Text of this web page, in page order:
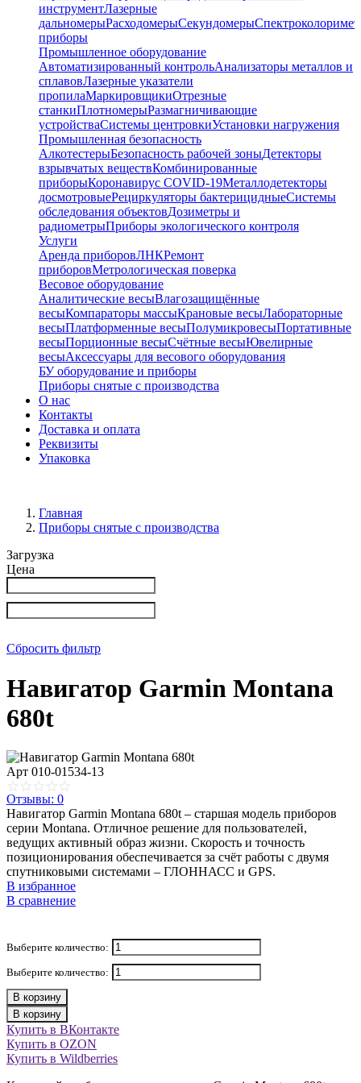
инструментЛазерные
дальномерыРасходомерыСекундомеры
приборы
Промышленное оборудование
Автоматизированный контрольАнализаторы металлов и
сплавовЛазерные указатели
пропилаМаркировщикиОтрезные
станкиПлотномерыРазмагничивающие
устройстваСистемы центровкиУстановки нагружения
Промышленная безопасность
АлкотестерыБезопасность рабочей зоныДетекторы
взрывчатых веществКомбинированные
приборыКоронавирус COVID-19Металлодетекторы
досмотровыеРециркуляторы бактерицидныеСистемы
обследования объектовДозиметры и
радиометрыПриборы экологического контроля
Услуги
Аренда приборовЛНКРемонт
приборовМетрологическая поверка
Весовое оборудование
Аналитические весыВлагозащищённые
весыКомпараторы массыКрановые весыЛабораторные
весыПлатформенные весыПолумикровесыПортативные
весыПорционные весыСчётные весыЮвелирные
весыАксессуары для весового оборудования
БУ оборудование и приборы
Приборы снятые с производства
О нас
Контакты
Доставка и оплата
Реквизиты
Упаковка
Главная
Приборы снятые с производства
Загрузка
Цена
Сбросить фильтр
Навигатор Garmin Montana
680t
Арт 010-01534-13
Отзывы: 0
Навигатор Garmin Montana 680t – старшая модель приборов
серии Montana. Отличное решение для пользователей,
ведущих активный образ жизни. Скорость и точность
позиционирования обеспечивается за счёт работы с двумя
спутниковыми системами – ГЛОННАСС и GPS.
В избранное
В сравнение
Выберите количество:
Выберите количество:
В корзину
В корзину
Купить в ВКонтакте
Купить в OZON
Купить в Wildberries